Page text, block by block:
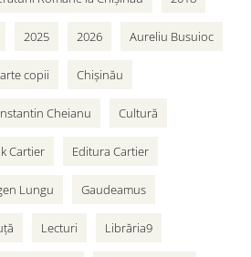
2025 2026 Aureliu Busuioc
copii Chișinău
Cheianu Cultură
Cartier Editura Cartier
Lungu Gaudeamus
Lecturi Librăria9